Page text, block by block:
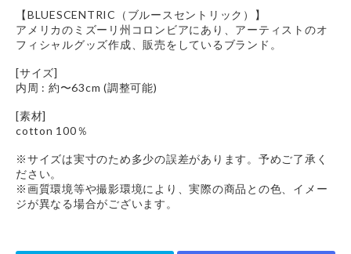
【BLUESCENTRIC（ブルースセントリック）】
アメリカのミズーリ州コロンビアにあり、アーティストのオ
フィシャルグッズ作成、販売をしているブランド。
[サイズ]
内周 : 約〜63cm (調整可能)
[素材]
cotton 100％
※サイズは実寸のため多少の誤差があります。予めご了承く
ださい。
※画質環境等や撮影環境により、実際の商品との色、イメー
ジが異なる場合がございます。